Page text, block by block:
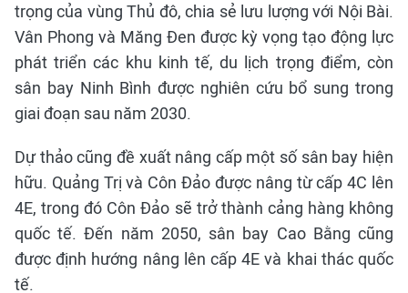
trọng của vùng Thủ đô, chia sẻ lưu lượng với Nội Bài.
Vân Phong và Măng Đen được kỳ vọng tạo động lực
phát triển các khu kinh tế, du lịch trọng điểm, còn
sân bay Ninh Bình được nghiên cứu bổ sung trong
giai đoạn sau năm 2030.
Dự thảo cũng đề xuất nâng cấp một số sân bay hiện
hữu. Quảng Trị và Côn Đảo được nâng từ cấp 4C lên
4E, trong đó Côn Đảo sẽ trở thành cảng hàng không
quốc tế. Đến năm 2050, sân bay Cao Bằng cũng
được định hướng nâng lên cấp 4E và khai thác quốc
tế.